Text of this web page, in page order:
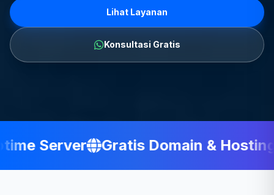
Lihat Layanan
Konsultasi Gratis
Server Gratis Domain & Hosting